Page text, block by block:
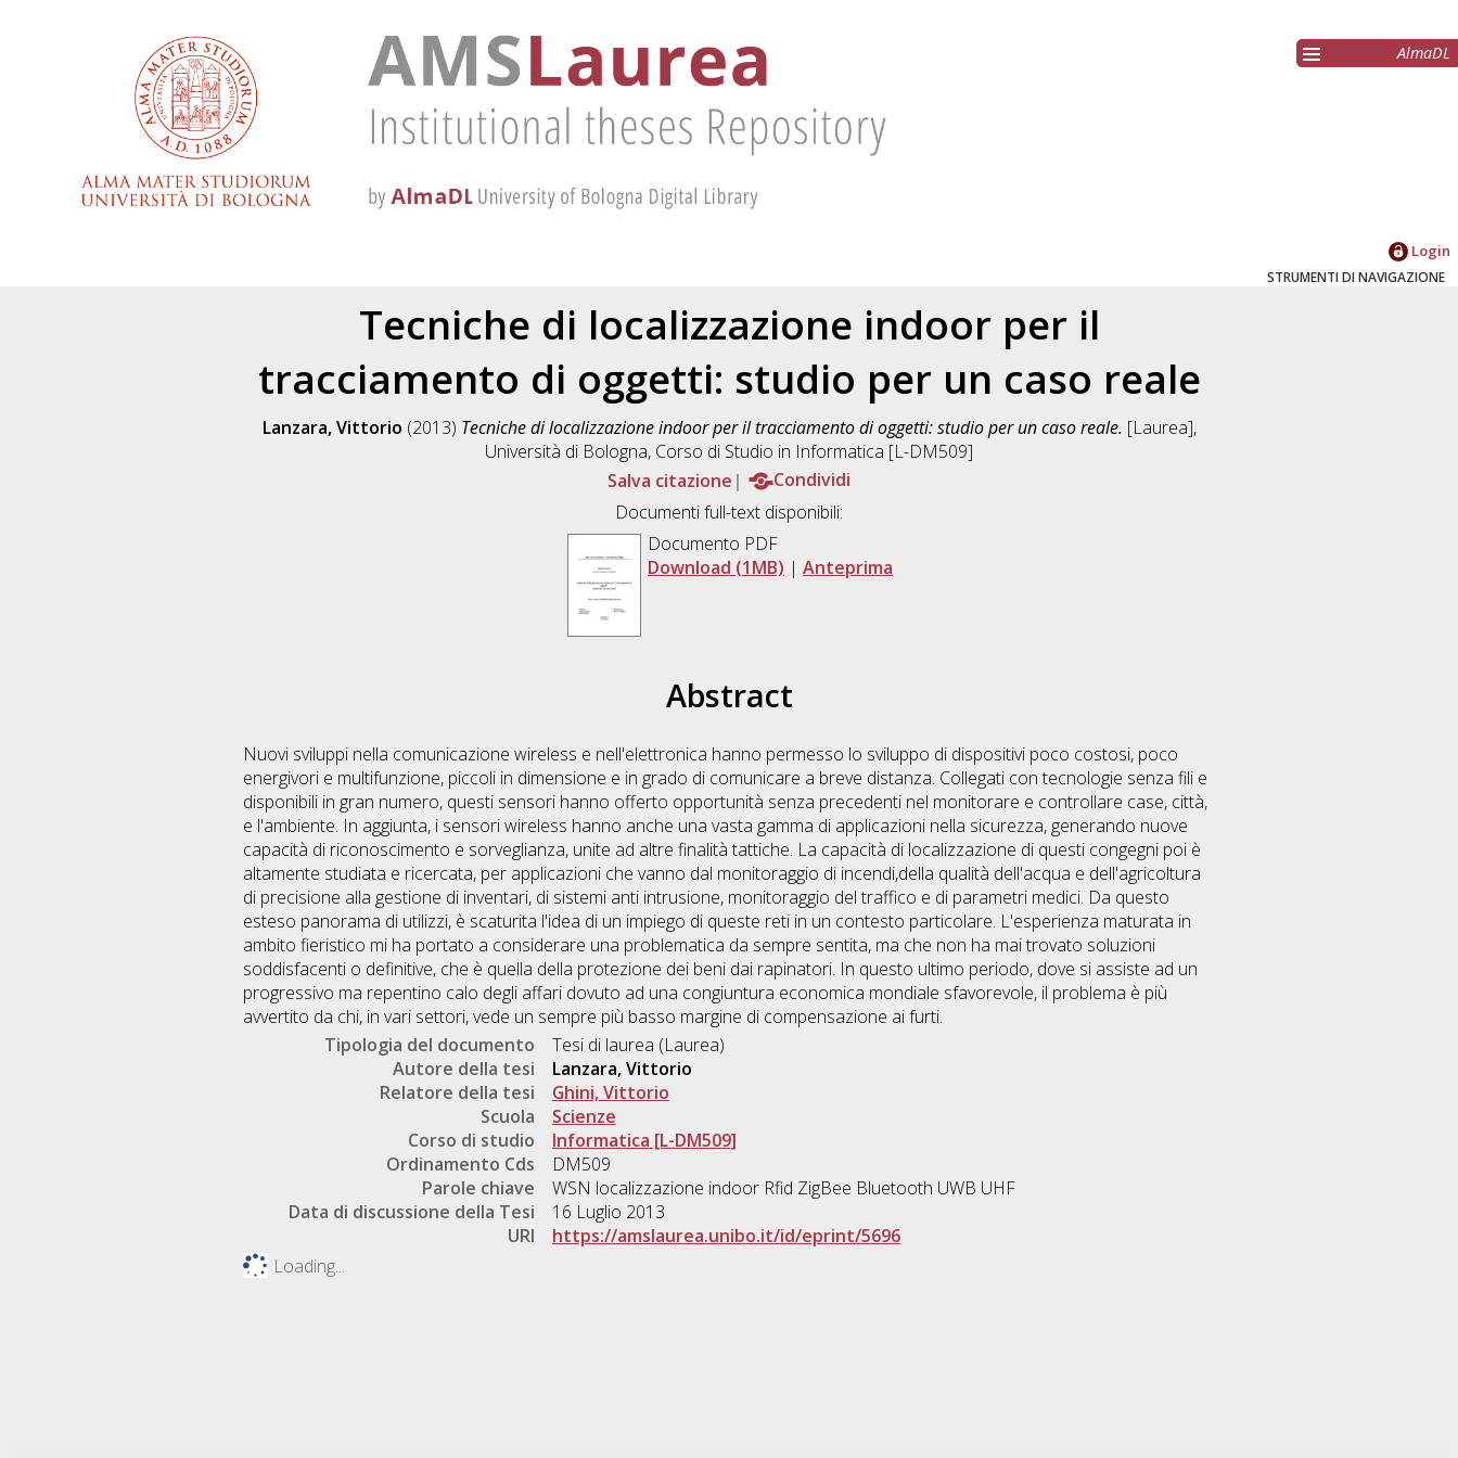
AlmaDL
Login
STRUMENTI DI NAVIGAZIONE
Tecniche di localizzazione indoor per il
tracciamento di oggetti: studio per un caso reale
Lanzara, Vittorio (2013) Tecniche di localizzazione indoor per il tracciamento di oggetti: studio per un caso reale. [Laurea],
Università di Bologna, Corso di Studio in Informatica [L-DM509]
Salva citazione
Condividi
Documenti full-text disponibili:
Documento PDF
Download (1MB) | Anteprima
Abstract
Nuovi sviluppi nella comunicazione wireless e nell'elettronica hanno permesso lo sviluppo di dispositivi poco costosi, poco
energivori e multifunzione, piccoli in dimensione e in grado di comunicare a breve distanza. Collegati con tecnologie senza fili e
disponibili in gran numero, questi sensori hanno offerto opportunità senza precedenti nel monitorare e controllare case, città,
e l'ambiente. In aggiunta, i sensori wireless hanno anche una vasta gamma di applicazioni nella sicurezza, generando nuove
capacità di riconoscimento e sorveglianza, unite ad altre finalità tattiche. La capacità di localizzazione di questi congegni poi è
altamente studiata e ricercata, per applicazioni che vanno dal monitoraggio di incendi,della qualità dell'acqua e dell'agricoltura
di precisione alla gestione di inventari, di sistemi anti intrusione, monitoraggio del traffico e di parametri medici. Da questo
esteso panorama di utilizzi, è scaturita l'idea di un impiego di queste reti in un contesto particolare. L'esperienza maturata in
ambito fieristico mi ha portato a considerare una problematica da sempre sentita, ma che non ha mai trovato soluzioni
soddisfacenti o definitive, che è quella della protezione dei beni dai rapinatori. In questo ultimo periodo, dove si assiste ad un
progressivo ma repentino calo degli affari dovuto ad una congiuntura economica mondiale sfavorevole, il problema è più
avvertito da chi, in vari settori, vede un sempre più basso margine di compensazione ai furti.
Tipologia del documento
Tesi di laurea (Laurea)
Autore della tesi
Lanzara, Vittorio
Relatore della tesi
Ghini, Vittorio
Scuola
Scienze
Corso di studio
Informatica [L-DM509]
Ordinamento Cds
DM509
Parole chiave
WSN localizzazione indoor Rfid ZigBee Bluetooth UWB UHF
Data di discussione della Tesi
16 Luglio 2013
URI
https://amslaurea.unibo.it/id/eprint/5696
Loading...